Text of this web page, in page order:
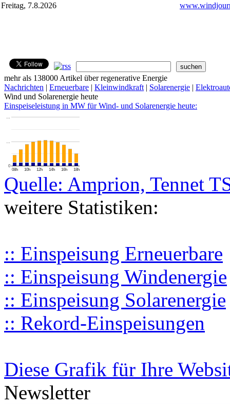
Freitag, 7.8.2026
mehr als 138000 Artikel über regenerative Energie
Nachrichten | Erneuerbare | Kleinwindkraft | Solarenergie |
Wind und Solarenergie heute
Einspeiseleistung in MW für Wind- und Solarenergie heute:
08h 10h 12h 14h 16h 18h
0
…
…
Quelle: Amprion, Tennet
weitere Statistiken:
:: Einspeisung Erneuerbare
:: Einspeisung Windenergie
:: Einspeisung Solarenergie
:: Rekord-Einspeisungen
Diese Grafik für Ihre
Newsletter